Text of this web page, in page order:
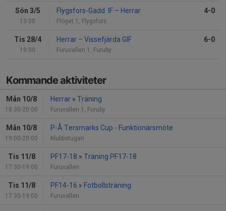
Sön 3/5
13:00
Flygsfors-Gadd. IF – Herrar
Flöget 1, Flygsfors
4-0
Tis 28/4
19:00
Herrar – Vissefjärda GIF
Furuvallen 1, Furuby
6-0
Kommande aktiviteter
Mån 10/8
18:30-20:00
Herrar » Träning
Furuvallen 1, Furuby
Mån 10/8
19:00-20:00
P-Å Tersmarks Cup - Funktionärsmöte
Klubbstugan
Tis 11/8
17:30-19:00
PF17-18 » Träning PF17-18
Furuvallen
Tis 11/8
17:30-19:00
PF14-16 » Fotbollsträning
Furuvallen